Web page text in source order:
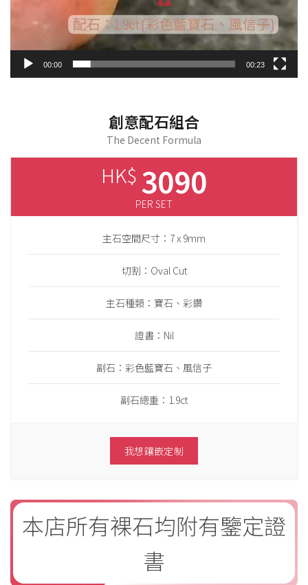
00:00 00:23
創意配石組合
The Decent Formula
HK$ 3090
PER SET
主石空間尺寸：7 x 9mm
切割：Oval Cut
主石種類：寶石、彩鑽
證書：Nil
副石：彩色藍寶石、風信子
副石總重：1.9ct
我想鑲嵌定制
本店所有裸石均附有鑒定證
書